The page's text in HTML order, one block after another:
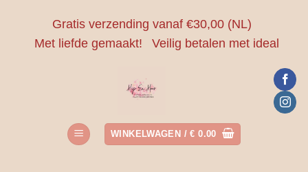
Gratis verzending vanaf €30,00 (NL)
Met liefde gemaakt!
Veilig betalen met ideal
WINKELWAGEN /€ 0.00